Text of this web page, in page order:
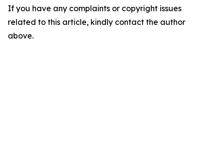
If you have any complaints or copyright issues
related to this article, kindly contact the author
above.